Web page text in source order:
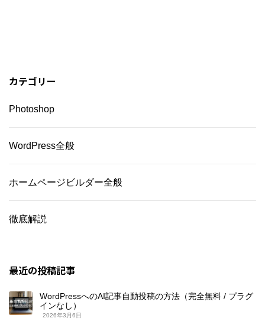
カテゴリー
Photoshop
WordPress全般
ホームページビルダー全般
徹底解説
最近の投稿記事
WordPressへのAI記事自動投稿の方法（完全無料 / プラグ
インなし）
2026年3月6日